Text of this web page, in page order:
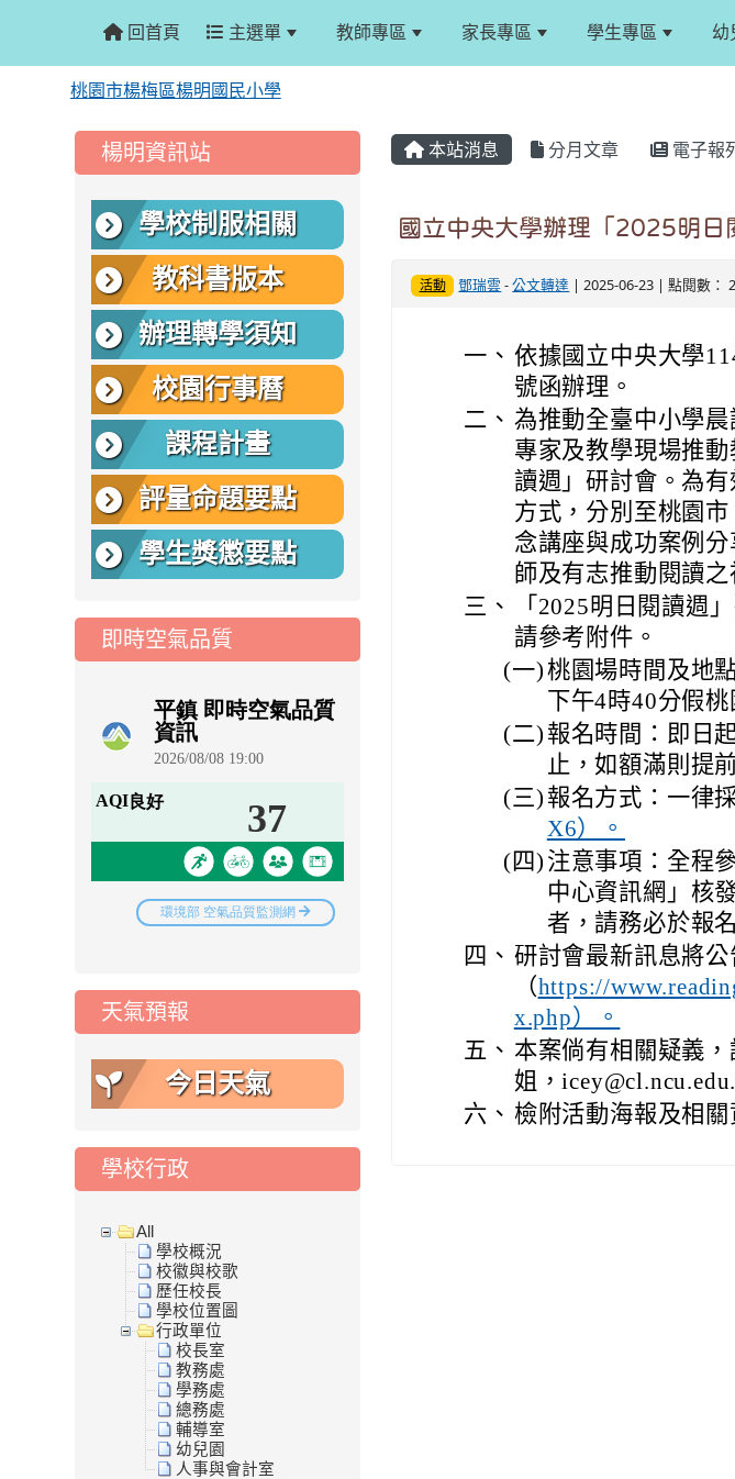
回首頁 主選單 教師專區 家長專區 學生專區 幼
桃園市楊梅區楊明國民小學
本站消息 分月文章 電子報
國立中央大學辦理「2025明日
活動 鄧瑞雲 -公文轉達 | 2025-06-23 | 點閱數：
一、 依據國立中央大學
號函辦理。
二、 為推動全臺中小學
專家及教學現場推
讀週」研討會。為
方式，分別至桃園
念講座與成功案例
師及有志推動閱讀
三、
「2025明日閱讀週
請參考附件。
(一)桃園場時間及地
下午4時40分假
(二) 報名時間：即日
止，如額滿則提
(三) 報名方式：一律
X6）。
(四) 注意事項：全程
中心資訊網」核
者，請務必於報
四、 研討會最新訊息將
（https://
x.php）。
五、 本案倘有相關疑義
姐，
六、 檢附活動海報及相關
::: 楊明資訊站
學校制服相關
教科書版本
辦理轉學須知
校園行事曆
課程計畫
評量命題要點
學生獎懲要點
即時空氣品質
天氣預報
今日天氣
學校行政
All
學校概況
校徽與校歌
歷任校長
學校位置圖
行政單位
校長室
教務處
學務處
總務處
輔導室
幼兒園
人事與會計室